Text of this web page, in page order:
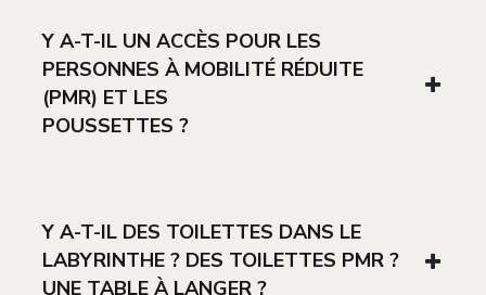
Y A-T-IL UN ACCÈS POUR LES
PERSONNES À MOBILITÉ RÉDUITE
(PMR) ET LES
POUSSETTES ?
Y A-T-IL DES TOILETTES DANS LE
LABYRINTHE ? DES TOILETTES PMR ?
UNE TABLE À LANGER ?